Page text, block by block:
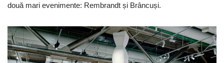
două mari evenimente: Rembrandt și Brâncuși.